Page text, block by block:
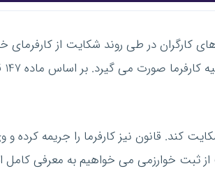
کارگران در طی روند شکایت از کارفرمای
کند. قانون نیز کارفرما را جریمه کرده
ثبت خوارزمی می خواهیم به معرفی